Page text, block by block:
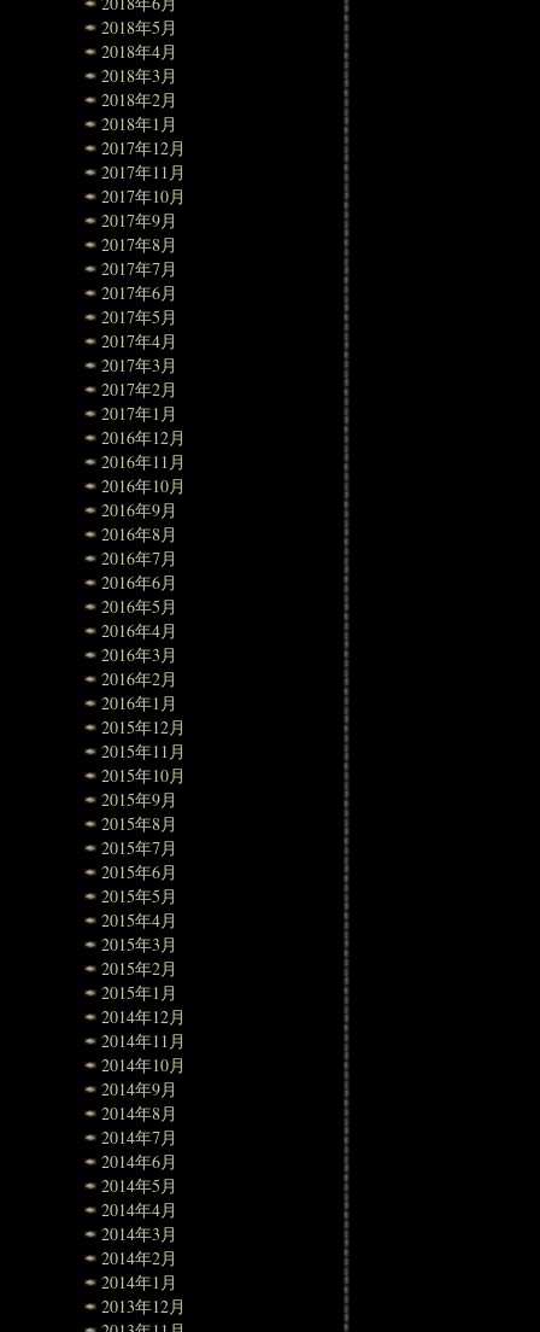
2018年5月
2018年4月
2018年3月
2018年2月
2018年1月
2017年12月
2017年11月
2017年10月
2017年9月
2017年8月
2017年7月
2017年6月
2017年5月
2017年4月
2017年3月
2017年2月
2017年1月
2016年12月
2016年11月
2016年10月
2016年9月
2016年8月
2016年7月
2016年6月
2016年5月
2016年4月
2016年3月
2016年2月
2016年1月
2015年12月
2015年11月
2015年10月
2015年9月
2015年8月
2015年7月
2015年6月
2015年5月
2015年4月
2015年3月
2015年2月
2015年1月
2014年12月
2014年11月
2014年10月
2014年9月
2014年8月
2014年7月
2014年6月
2014年5月
2014年4月
2014年3月
2014年2月
2014年1月
2013年12月